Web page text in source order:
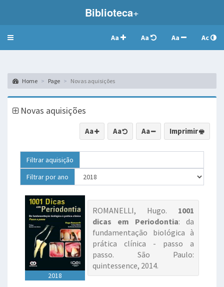
Biblioteca+
Toggle
Aa Aa Aa Ac
Home Page Novas aquisições
Novas aquisições
Aa Aa Aa Imprimir
Filtrar aquisição
Filtrar por ano
2018
ROMANELLI, Hugo. 1001
dicas em Periodontia: da
fundamentação biológica à
prática clínica - passo a
passo. São Paulo:
quintessence, 2014.